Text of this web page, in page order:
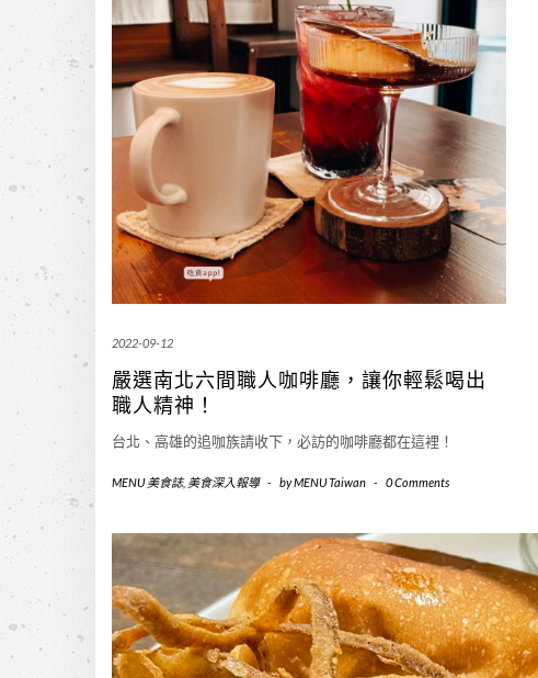
2022-09-12
嚴選南北六間職人咖啡廳，讓你輕鬆喝出
職人精神！
台北、高雄的追咖族請收下，必訪的咖啡廳都在這裡！
MENU 美食誌, 美食深入報導 - byMENU Taiwan - 0 Comments